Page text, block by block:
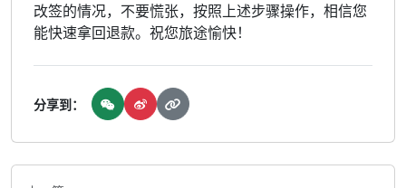
改签的情况，不要慌张，按照上述步骤操作，相信您
能快速拿回退款。祝您旅途愉快！
分享到：